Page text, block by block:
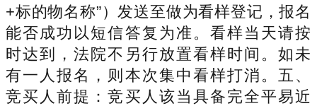
+标的物名称”）发送至做为看样登记，报名
能否成功以短信答复为准。看样当天请按
时达到，法院不另行放置看样时间。如未
有一人报名，则本次集中看样打消。五、
竞买人前提：竞买人该当具备完全平易近